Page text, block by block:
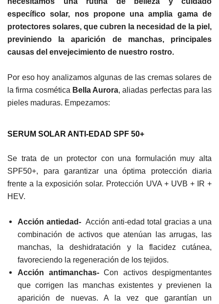
específico solar, nos propone una amplia gama de
protectores solares, que cubren la necesidad de la piel,
previniendo la aparición de manchas, principales
causas del envejecimiento de nuestro rostro.
Por eso hoy analizamos algunas de las cremas solares de
la firma cosmética Bella Aurora, aliadas perfectas para las
pieles maduras. Empezamos:
SERUM SOLAR ANTI-EDAD SPF 50+
Se trata de un protector con una formulación muy alta
SPF50+, para garantizar una óptima protección diaria
frente a la exposición solar. Protección UVA + UVB + IR +
HEV.
Acción antiedad-Acción anti-edad total gracias a una
combinación de activos que atenúan las arrugas, las
manchas, la deshidratación y la flacidez cutánea,
favoreciendo la regeneración de los tejidos.
Acción antimanchas- Con activos despigmentantes
que corrigen las manchas existentes y previenen la
aparición de nuevas. A la vez que garantían un